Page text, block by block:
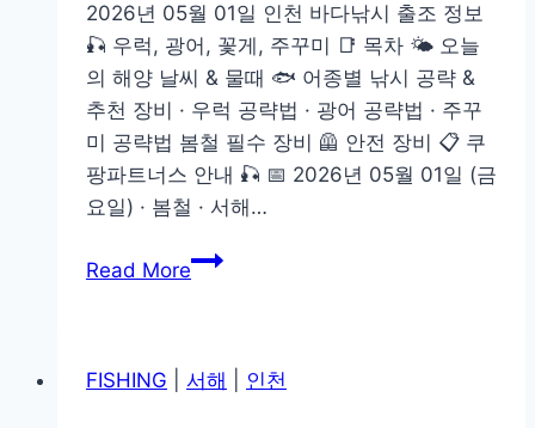
조
정
보
🎣
우
럭,
광
꽃
꾸
2026년 05월 01일 인천 바다낚시 출조 정보
🎣 우럭, 광어, 꽃게, 주꾸미 📑 목차 🌤️ 오늘
의 해양 날씨 & 물때 🐟 어종별 낚시 공략 &
추천 장비 · 우럭 공략법 · 광어 공략법 · 주꾸
미 공략법 봄철 필수 장비 🦺 안전 장비 📋 쿠
팡파트너스 안내 🎣 📅 2026년 05월 01일 (금
요일) · 봄철 · 서해…
Read More2026
01
FISHING 서해 인천